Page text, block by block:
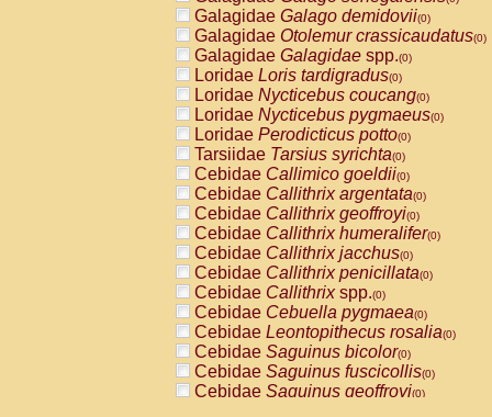
Galagidae Galago demidovii(0)
Galagidae Otolemur crassicaudatus(0)
Galagidae Galagidae spp.(0)
Loridae Loris tardigradus(0)
Loridae Nycticebus coucang(0)
Loridae Nycticebus pygmaeus(0)
Loridae Perodicticus potto(0)
Tarsiidae Tarsius syrichta(0)
Cebidae Callimico goeldii(0)
Cebidae Callithrix argentata(0)
Cebidae Callithrix geoffroyi(0)
Cebidae Callithrix humeralifer(0)
Cebidae Callithrix jacchus(0)
Cebidae Callithrix penicillata(0)
Cebidae Callithrixspp.(0)
Cebidae Cebuella pygmaea(0)
Cebidae Leontopithecus rosalia(0)
Cebidae Saguinus bicolor(0)
Cebidae Saguinus fuscicollis(0)
Cebidae Saguinus geoffroyi(0)